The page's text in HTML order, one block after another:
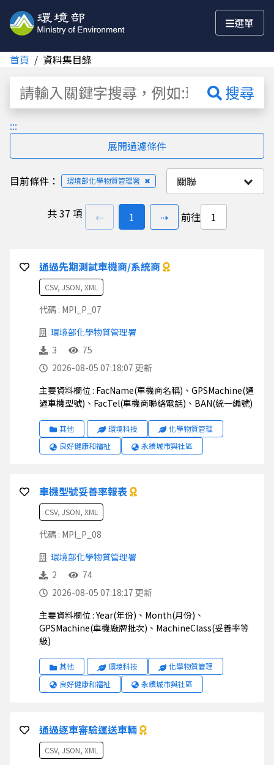
選單
首頁 資料集目錄
資料集 搜尋
:::
展開過濾條件
目前條件： 環境部化學物質管理署 ✖ 關聯
共37 項 ⇠上一頁前往
1 ⇢下一頁
前往
通過先期測試車機商/系統商
CSV, JSON, XML
代碼 : MPI_P_07
環境部化學物質管理署
3
75
2026-08-05 07:18:07 更新
主要資料欄位 : FacName(車機商名稱)、GPSMachine(通
過車機型號)、FacTel(車機商聯絡電話)、BAN(統一編號)
其他 環境科技
化學物質管理
良好健康和福祉
永續城市與社區
車機型號妥善率報表
CSV, JSON, XML
代碼 : MPI_P_08
環境部化學物質管理署
2
74
2026-08-05 07:18:17 更新
主要資料欄位 : Year(年份)、Month(月份)、
GPSMachine(車機廠牌批次)、MachineClass(妥善率等
級)
其他 環境科技
化學物質管理
良好健康和福祉
永續城市與社區
通過逐車審驗運送車輛
CSV, JSON, XML